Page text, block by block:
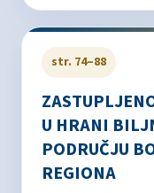
str. 74–88
U HRANI
PODRUČJU
REGIONA